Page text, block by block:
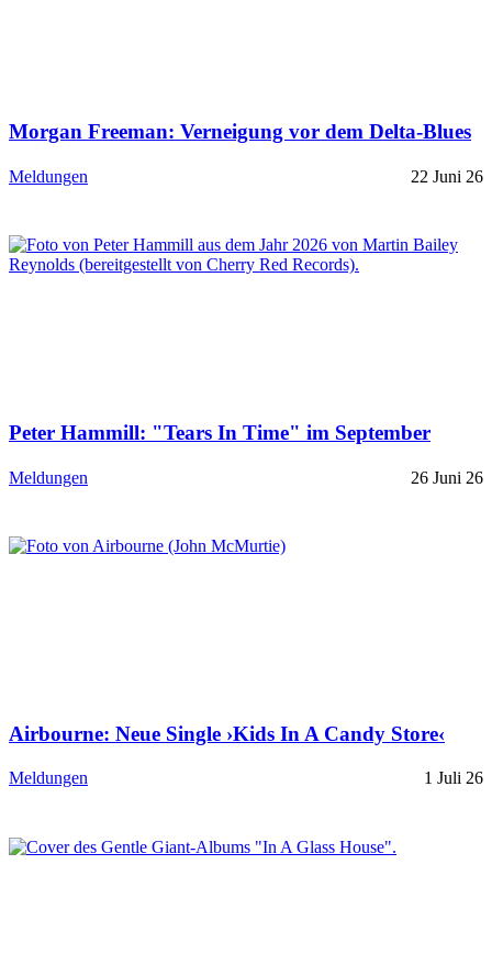
Morgan Freeman: Verneigung vor dem Delta-Blues
Meldungen 22 Juni 26
Peter Hammill: "Tears In Time" im September
Meldungen 26 Juni 26
Airbourne: Neue Single ›Kids In A Candy Store‹
Meldungen 1 Juli 26